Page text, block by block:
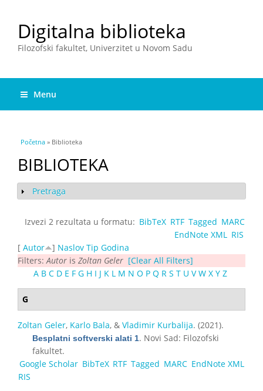
Digitalna biblioteka
Filozofski fakultet, Univerzitet u Novom Sadu
Menu
You are here
Početna » Biblioteka
BIBLIOTEKA
Show
Pretraga
Izvezi 2 rezultata u formatu: BibTeX RTF Tagged MARC
EndNote XML
RIS
[ Autor ] Naslov Tip Godina
Filters: Autor is Zoltan Geler [Clear All Filters]
A B C D E F G H I J K L M N O P Q R S T U V W X Y Z
G
Zoltan Geler, Karlo Bala, & Vladimir Kurbalija. (2021).
Besplatni softverski alati 1. Novi Sad: Filozofski
fakultet.
Google Scholar BibTeX RTF Tagged MARC EndNote XML
RIS